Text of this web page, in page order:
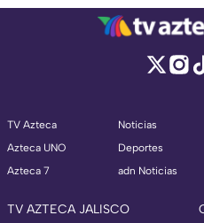
TV Azteca
Azteca UNO
Azteca 7
Noticias
Deportes
adn Noticias
TV AZTECA JALISCO